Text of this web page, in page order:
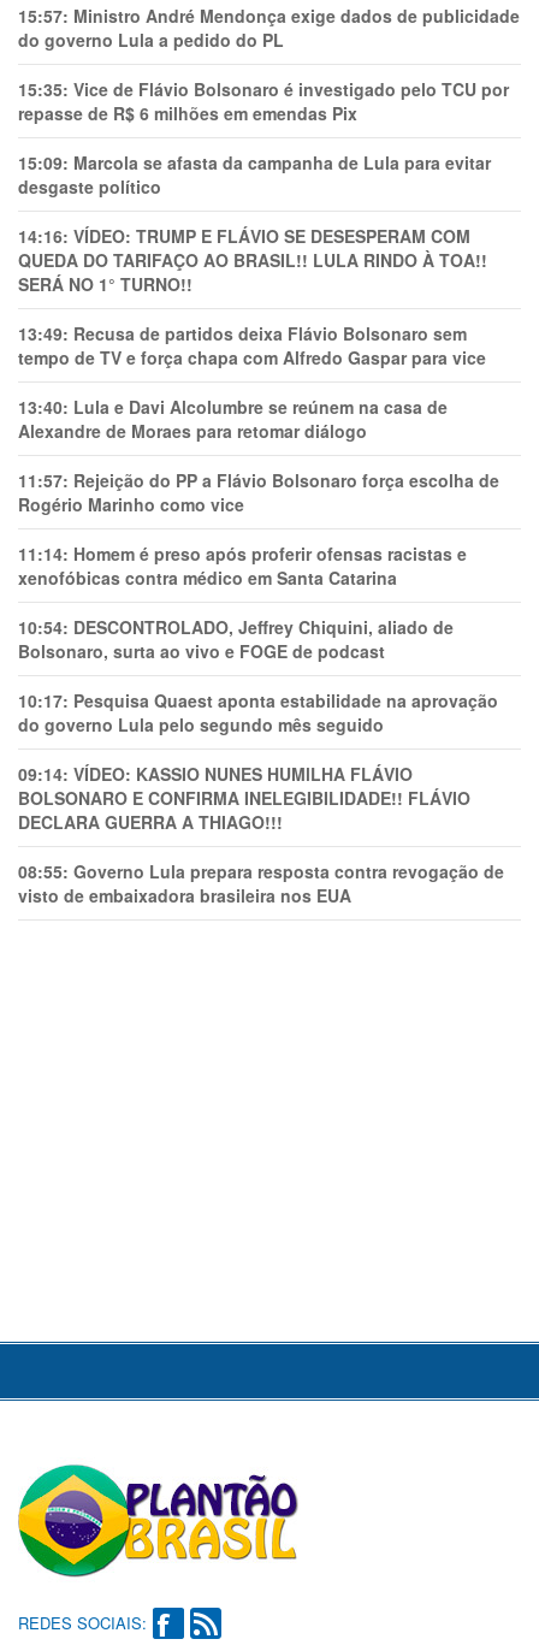
15:57: Ministro André Mendonça exige dados de publicidade
do governo Lula a pedido do PL
15:35: Vice de Flávio Bolsonaro é investigado pelo TCU por
repasse de R$ 6 milhões em emendas Pix
15:09: Marcola se afasta da campanha de Lula para evitar
desgaste político
14:16: VÍDEO: TRUMP E FLÁVIO SE DESESPERAM COM
QUEDA DO TARIFAÇO AO BRASIL!! LULA RINDO À TOA!!
SERÁ NO 1° TURNO!!
13:49: Recusa de partidos deixa Flávio Bolsonaro sem
tempo de TV e força chapa com Alfredo Gaspar para vice
13:40: Lula e Davi Alcolumbre se reúnem na casa de
Alexandre de Moraes para retomar diálogo
11:57: Rejeição do PP a Flávio Bolsonaro força escolha de
Rogério Marinho como vice
11:14: Homem é preso após proferir ofensas racistas e
xenofóbicas contra médico em Santa Catarina
10:54: DESCONTROLADO, Jeffrey Chiquini, aliado de
Bolsonaro, surta ao vivo e FOGE de podcast
10:17: Pesquisa Quaest aponta estabilidade na aprovação
do governo Lula pelo segundo mês seguido
09:14: VÍDEO: KASSIO NUNES HUMlLHA FLÁVIO
BOLSONARO E CONFIRMA INELEGIBILIDADE!! FLÁVIO
DECLARA GUERRA A THIAGO!!!
08:55: Governo Lula prepara resposta contra revogação de
visto de embaixadora brasileira nos EUA
REDES SOCIAIS: